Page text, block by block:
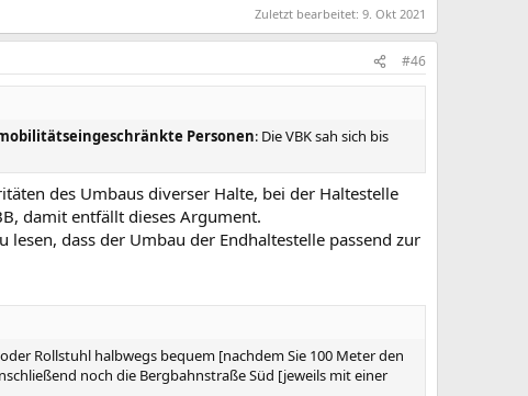
Zuletzt bearbeitet: 9. Okt 2021
#46
Personen: Die VBK sah sich bis
des Umbaus diverser Halte, bei der Haltestelle
damit entfällt dieses Argument.
dass der Umbau der Endhaltestelle passend zur
Rollstuhl halbwegs bequem [nachdem Sie 100 Meter den
noch die Bergbahnstraße Süd [jeweils mit einer